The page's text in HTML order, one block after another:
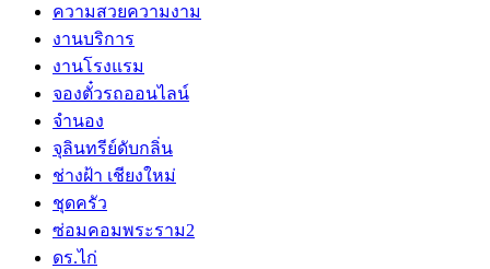
ความสวยความงาม
งานบริการ
งานโรงแรม
จองตั๋วรถออนไลน์
จำนอง
จุลินทรีย์ดับกลิ่น
ช่างฝ้า เชียงใหม่
ชุดครัว
ซ่อมคอมพระราม2
ดร.ไก่